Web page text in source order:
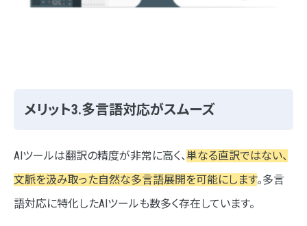
メリット3.多言語対応がスムーズ
AIツールは翻訳の精度が非常に高く、単なる直訳ではない、
文脈を汲み取った自然な多言語展開を可能にします。多言
語対応に特化したAIツールも数多く存在しています。